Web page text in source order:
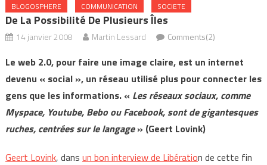
BLOGOSPHERE COMMUNICATION SOCIETE
De La Possibilité De Plusieurs Îles
14 janvier 2008 Martin Lessard Comments(2)
Le web 2.0, pour faire une image claire, est un internet
devenu « social », un réseau utilisé plus pour connecter les
gens que les informations. « Les réseaux sociaux, comme
Myspace, Youtube, Bebo ou Facebook, sont de gigantesques
ruches, centrées sur le langage» (Geert Lovink)
Geert Lovink, dans un bon interview de Libération de cette fin